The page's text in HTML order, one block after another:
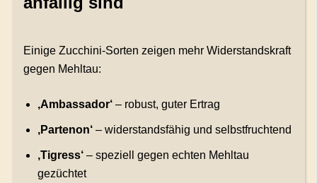
Einige Zucchini-Sorten zeigen mehr Widerstandskraft
gegen Mehltau:
‚Ambassador‘– robust, guter Ertrag
‚Partenon‘– widerstandsfähig und selbstfruchtend
‚Tigress‘– speziell gegen echten Mehltau
gezüchtet